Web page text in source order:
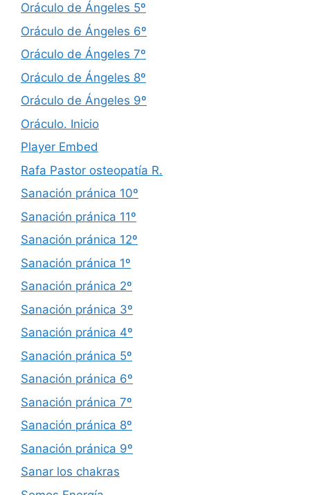
Oráculo de Ángeles 5º
Oráculo de Ángeles 6º
Oráculo de Ángeles 7º
Oráculo de Ángeles 8º
Oráculo de Ángeles 9º
Oráculo. Inicio
Player Embed
Rafa Pastor osteopatía R.
Sanación pránica 10º
Sanación pránica 11º
Sanación pránica 12º
Sanación pránica 1º
Sanación pránica 2º
Sanación pránica 3º
Sanación pránica 4º
Sanación pránica 5º
Sanación pránica 6º
Sanación pránica 7º
Sanación pránica 8º
Sanación pránica 9º
Sanar los chakras